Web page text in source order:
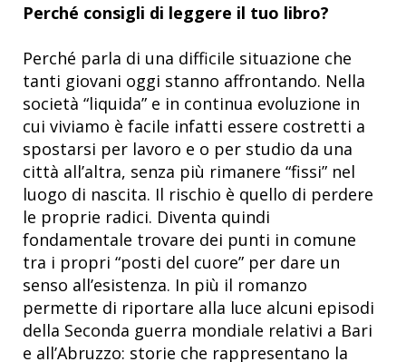
Perché consigli di leggere il tuo libro?
Perché parla di una difficile situazione che
tanti giovani oggi stanno affrontando. Nella
società “liquida” e in continua evoluzione in
cui viviamo è facile infatti essere costretti a
spostarsi per lavoro e o per studio da una
città all’altra, senza più rimanere “fissi” nel
luogo di nascita. Il rischio è quello di perdere
le proprie radici. Diventa quindi
fondamentale trovare dei punti in comune
tra i propri “posti del cuore” per dare un
senso all’esistenza. In più il romanzo
permette di riportare alla luce alcuni episodi
della Seconda guerra mondiale relativi a Bari
e all’Abruzzo: storie che rappresentano la